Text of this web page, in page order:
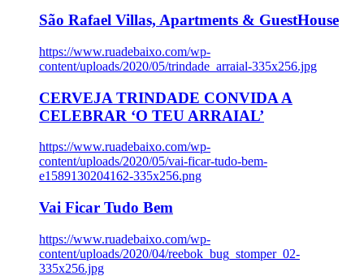
São Rafael Villas, Apartments & GuestHouse
https://www.ruadebaixo.com/wp-
content/uploads/2020/05/trindade_arraial-335x256.jpg
CERVEJA TRINDADE CONVIDA A
CELEBRAR ‘O TEU ARRAIAL’
https://www.ruadebaixo.com/wp-
content/uploads/2020/05/vai-ficar-tudo-bem-
e1589130204162-335x256.png
Vai Ficar Tudo Bem
https://www.ruadebaixo.com/wp-
content/uploads/2020/04/reebok_bug_stomper_02-
335x256.jpg